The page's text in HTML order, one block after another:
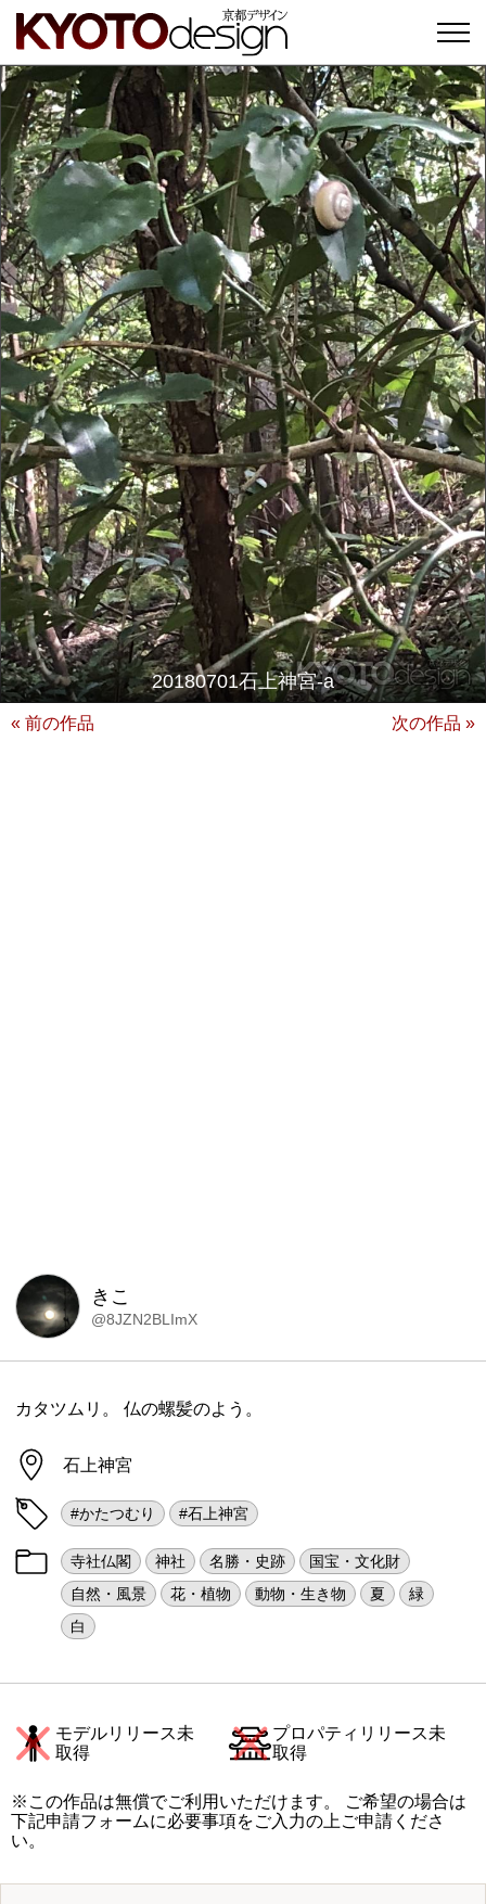
20180701石上神宮-a
« 前の作品 次の作品 »
きこ
@8JZN2BLImX
カタツムリ。 仏の螺髪のよう。
石上神宮
#かたつむり #石上神宮
寺社仏閣 神社 名勝・史跡
国宝・文化財
自然・風景
花・植物 動物・生き物 夏
緑
白
モデルリリース未
取得
プロパティリリース未
取得
※この作品は無償でご利用いただけます。 ご希望の場合は
下記申請フォームに必要事項をご入力の上ご申請くださ
い。